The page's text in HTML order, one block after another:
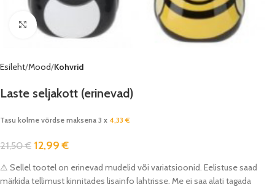
Vaata pilti
Esileht Mood Kohvrid
Laste seljakott (erinevad)
Tasu kolme võrdse maksena 3 x 4,33€
21,50€ 12,99€
⚠ Sellel tootel on erinevad mudelid või variatsioonid. Eelistuse saad
märkida tellimust kinnitades lisainfo lahtrisse. Me ei saa alati tagada